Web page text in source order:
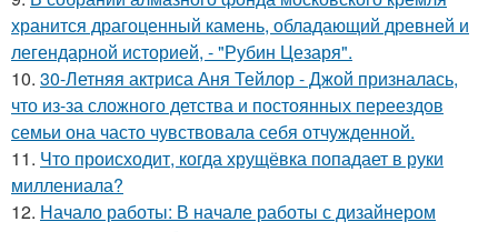
хранится драгоценный камень, обладающий древней и
легендарной историей, - "Рубин Цезаря".
10. 30-Летняя актриса Аня Тейлор - Джой призналась,
что из-за сложного детства и постоянных переездов
семьи она часто чувствовала себя отчужденной.
11. Что происходит, когда хрущёвка попадает в руки
миллениала?
12. Начало работы: В начале работы с дизайнером